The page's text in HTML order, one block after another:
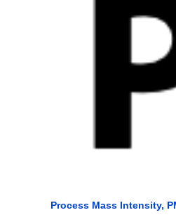
Process Mass Intensity,